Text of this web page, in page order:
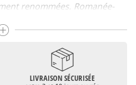
renommées. Romanée-
toutes ces appellations
faisant partie des
Bâtard-Montrachet est
LIVRAISON SÉCURISÉE